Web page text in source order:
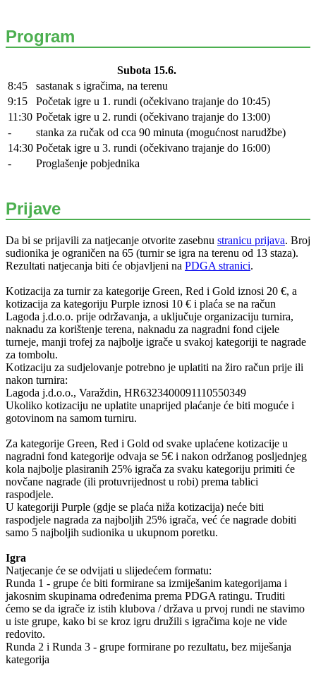
Program
Subota 15.6.
8:45
sastanak s igračima, na terenu
9:15
Početak igre u 1. rundi (očekivano trajanje do 10:45)
11:30 Početak igre u 2. rundi (očekivano trajanje do 13:00)
-
stanka za ručak od cca 90 minuta (mogućnost narudžbe)
14:30 Početak igre u 3. rundi (očekivano trajanje do 16:00)
-
Proglašenje pobjednika
Prijave
Da bi se prijavili za natjecanje otvorite zasebnu stranicu prijava. Broj
sudionika je ograničen na 65 (turnir se igra na terenu od 13 staza).
Rezultati natjecanja biti će objavljeni na PDGA stranici.
Kotizacija za turnir za kategorije Green, Red i Gold iznosi 20 €, a
kotizacija za kategoriju Purple iznosi 10 € i plaća se na račun
Lagoda j.d.o.o. prije održavanja, a uključuje organizaciju turnira,
naknadu za korištenje terena, naknadu za nagradni fond cijele
turneje, manji trofej za najbolje igrače u svakoj kategoriji te nagrade
za tombolu.
Kotizaciju za sudjelovanje potrebno je uplatiti na žiro račun prije ili
nakon turnira:
Lagoda j.d.o.o., Varaždin, HR6323400091110550349
Ukoliko kotizaciju ne uplatite unaprijed plaćanje će biti moguće i
gotovinom na samom turniru.
Za kategorije Green, Red i Gold od svake uplaćene kotizacije u
nagradni fond kategorije odvaja se 5€ i nakon održanog posljednjeg
kola najbolje plasiranih 25% igrača za svaku kategoriju primiti će
novčane nagrade (ili protuvrijednost u robi) prema tablici
raspodjele.
U kategoriji Purple (gdje se plaća niža kotizacija) neće biti
raspodjele nagrada za najboljih 25% igrača, već će nagrade dobiti
samo 5 najboljih sudionika u ukupnom poretku.
Igra
Natjecanje će se odvijati u slijedećem formatu:
Runda 1 - grupe će biti formirane sa izmiješanim kategorijama i
jakosnim skupinama određenima prema PDGA ratingu. Truditi
ćemo se da igrače iz istih klubova / država u prvoj rundi ne stavimo
u iste grupe, kako bi se kroz igru družili s igračima koje ne vide
redovito.
Runda 2 i Runda 3 - grupe formirane po rezultatu, bez miješanja
kategorija